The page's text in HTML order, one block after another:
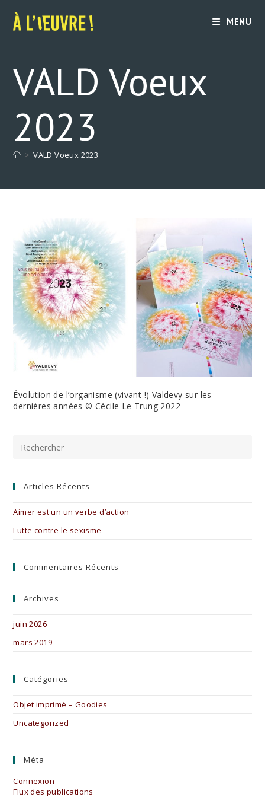
content
MENU
VALD Voeux
2023
> VALD Voeux 2023
Évolution de l’organisme (vivant !) Valdevy sur les
dernières années © Cécile Le Trung 2022
Articles Récents
Aimer est un un verbe d’action
Lutte contre le sexisme
Commentaires Récents
Archives
juin 2026
mars 2019
Catégories
Objet imprimé – Goodies
Uncategorized
Méta
Connexion
Flux des publications